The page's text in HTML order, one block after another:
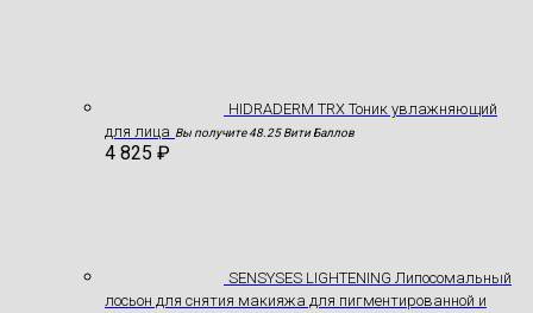
HIDRADERM TRX Тоник увлажняющий
для лица Вы получите 48.25 Вити Баллов
4 825 ₽
SENSYSES LIGHTENING Липосомальный
лосьон для снятия макияжа для пигментированной и